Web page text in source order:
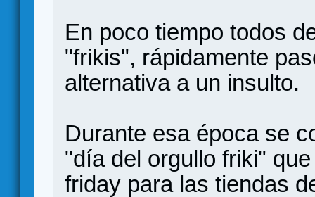
En poco tiempo todos
"frikis", rápidamente
alternativa a un insulto.
Durante esa época se
"día del orgullo friki"
friday para las tiendas